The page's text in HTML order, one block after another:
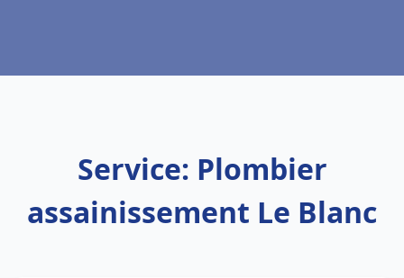
Service: Plombier
assainissement Le Blanc